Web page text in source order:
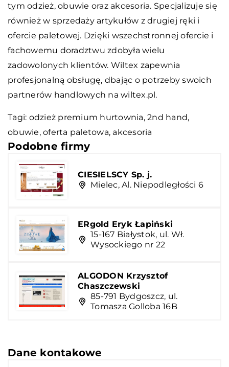
tym odzież, obuwie oraz akcesoria. Specjalizuje się
również w sprzedaży artykułów z drugiej ręki i
ofercie paletowej. Dzięki wszechstronnej ofercie i
fachowemu doradztwu zdobyła wielu
zadowolonych klientów. Wiltex zapewnia
profesjonalną obsługę, dbając o potrzeby swoich
partnerów handlowych na wiltex.pl.
Tagi: odzież premium hurtownia, 2nd hand,
obuwie, oferta paletowa, akcesoria
Podobne firmy
CIESIELSCY Sp. j.
Mielec, Al. Niepodległości 6
ERgold Eryk Łapiński
15-167 Białystok, ul. Wł.
Wysockiego nr 22
ALGODON Krzysztof
Chaszczewski
85-791 Bydgoszcz, ul.
Tomasza Golloba 16B
Dane kontakowe